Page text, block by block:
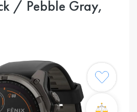
/ Pebble Gray,